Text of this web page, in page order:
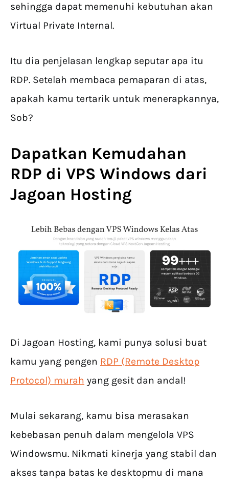
sehingga dapat memenuhi kebutuhan akan
Virtual Private Internal.
Itu dia penjelasan lengkap seputar apa itu
RDP. Setelah membaca pemaparan di atas,
apakah kamu tertarik untuk menerapkannya,
Sob?
Dapatkan Kemudahan
RDP di VPS Windows dari
Jagoan Hosting
Di Jagoan Hosting, kami punya solusi buat
kamu yang pengen RDP (Remote Desktop
Protocol) murah yang gesit dan andal!
Mulai sekarang, kamu bisa merasakan
kebebasan penuh dalam mengelola VPS
Windowsmu. Nikmati kinerja yang stabil dan
akses tanpa batas ke desktopmu di mana